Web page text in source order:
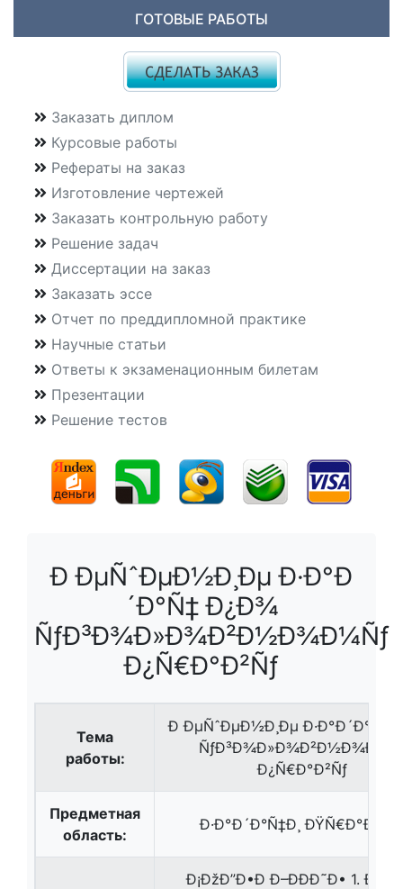
ГОТОВЫЕ РАБОТЫ
Заказать диплом
Курсовые работы
Рефераты на заказ
Изготовление чертежей
Заказать контрольную работу
Решение задач
Диссертации на заказ
Заказать эссе
Отчет по преддипломной практике
Научные статьи
Ответы к экзаменационным билетам
Презентации
Решение тестов
Ð ÐµÑˆÐµÐ½Ð¸Ðµ Ð·Ð°Ð
´Ð°Ñ‡ Ð¿Ð¾
ÑƒÐ³Ð¾Ð»Ð¾Ð²Ð½Ð¾Ð¼Ñƒ
Ð¿Ñ€Ð°Ð²Ñƒ
Тема
работы:
Ð ÐµÑˆÐµÐ½Ð¸Ðµ Ð·Ð°Ð´Ð°Ñ‡
Ð¿Ñ€Ð°Ð²Ñƒ
Предметная
область:
Ð·Ð°Ð´Ð°Ñ‡Ð¸
Ð¡ÐžÐ”Ð•Ð Ð–ÐÐÐ˜Ð• 1.